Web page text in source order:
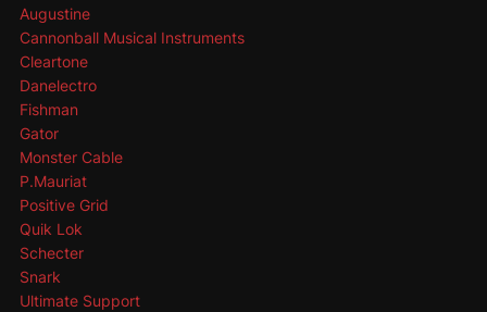
Augustine
Cannonball Musical Instruments
Cleartone
Danelectro
Fishman
Gator
Monster Cable
P.Mauriat
Positive Grid
Quik Lok
Schecter
Snark
Ultimate Support